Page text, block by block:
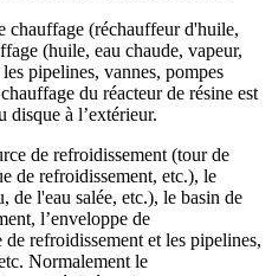
chauffage (réchauffeur d'huile,
(huile, eau chaude, vapeur,
pipelines, vannes, pompes
du réacteur de résine est
disque à l’extérieur.
de refroidissement (tour de
de refroidissement, etc.), le
de l'eau salée, etc.), le basin de
l’enveloppe de
refroidissement et les pipelines,
Normalement le